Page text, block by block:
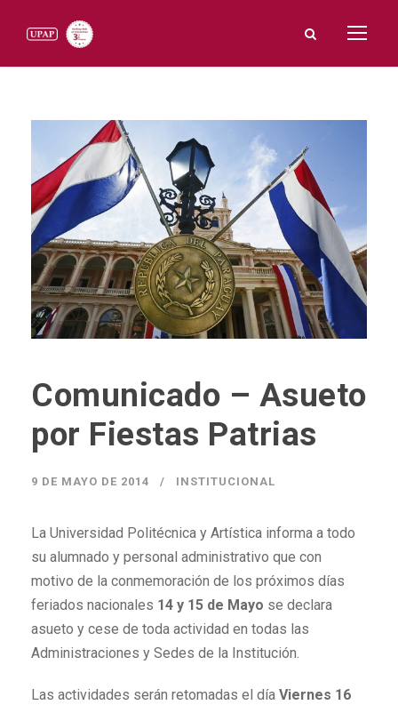
Comunicado – Asueto
por Fiestas Patrias
9 DE MAYO DE 2014 INSTITUCIONAL
La Universidad Politécnica y Artística informa a todo
su alumnado y personal administrativo que con
motivo de la conmemoración de los próximos días
feriados nacionales 14 y 15 de Mayo se declara
asueto y cese de toda actividad en todas las
Administraciones y Sedes de la Institución.
Las actividades serán retomadas el día Viernes 16